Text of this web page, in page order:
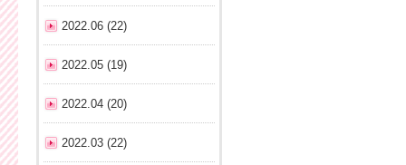
2022.06 (22)
2022.05 (19)
2022.04 (20)
2022.03 (22)